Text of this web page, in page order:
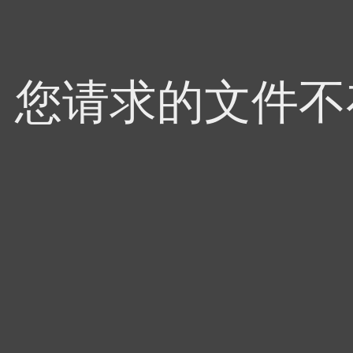
您请求的文件